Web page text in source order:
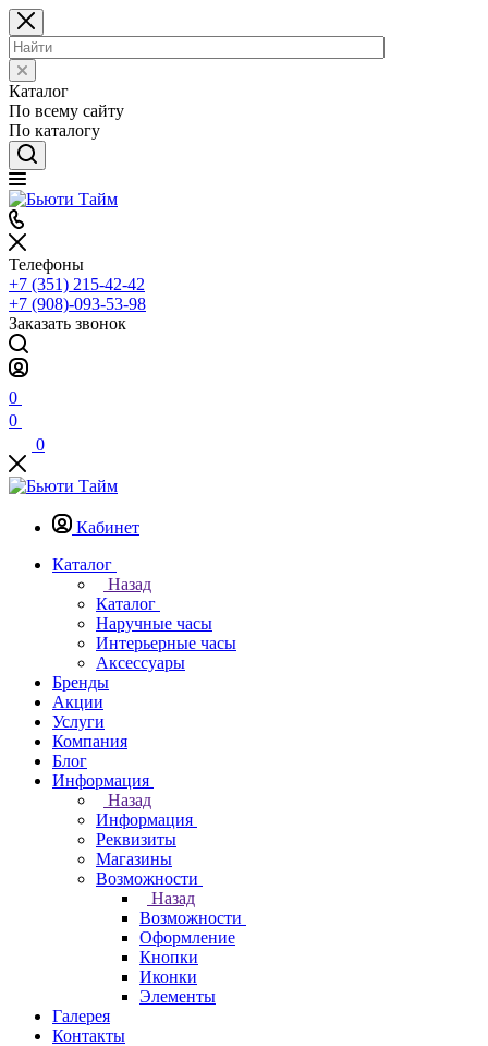
Каталог
По всему сайту
По каталогу
Телефоны
+7 (351) 215-42-42
+7 (908)-093-53-98
Заказать звонок
0
0
0
Кабинет
Каталог
Назад
Каталог
Наручные часы
Интерьерные часы
Аксессуары
Бренды
Акции
Услуги
Компания
Блог
Информация
Назад
Информация
Реквизиты
Магазины
Возможности
Назад
Возможности
Оформление
Кнопки
Иконки
Элементы
Галерея
Контакты